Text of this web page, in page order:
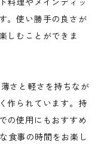
料理やメインディッ
。使い勝手の良さが
しむことができま
さと軽さを持ちなが
作られています。持
の使用にもおすすめ
食事の時間をお楽し